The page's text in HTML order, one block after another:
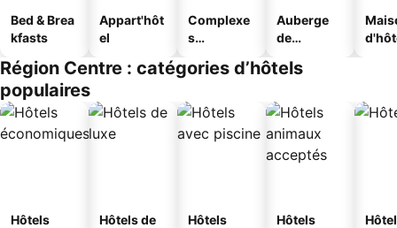
Bed & Brea
kfasts
Appart'hôt
el
Complexe
s
s
Auberge
de
Région Centre : catégories d’hôtels
populaires
Hôtels
Hôtels de
Hôtels
Hôtels